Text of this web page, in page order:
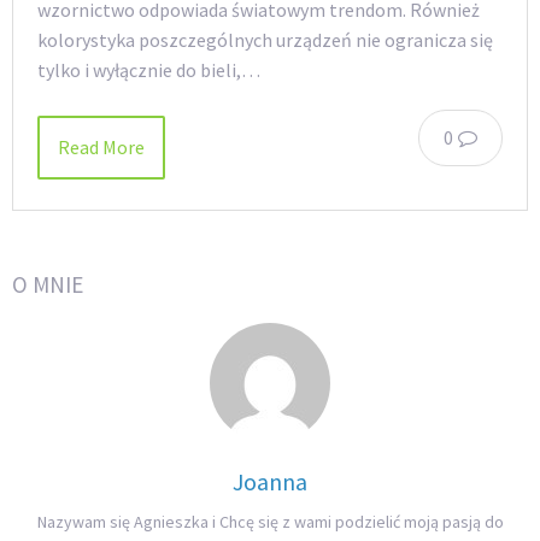
wzornictwo odpowiada światowym trendom. Również
kolorystyka poszczególnych urządzeń nie ogranicza się
tylko i wyłącznie do bieli,…
0
Read More
O MNIE
Joanna
Nazywam się Agnieszka i Chcę się z wami podzielić moją pasją do